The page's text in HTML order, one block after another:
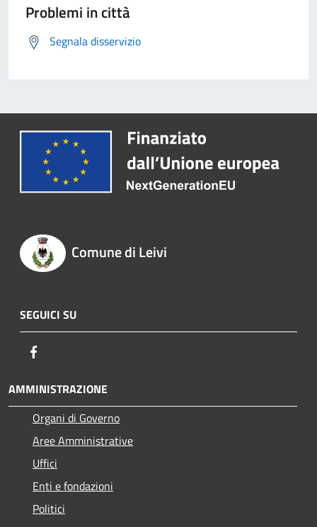
Problemi in città
Segnala disservizio
Comune di Leivi
SEGUICI SU
AMMINISTRAZIONE
Organi di Governo
Aree Amministrative
Uffici
Enti e fondazioni
Politici